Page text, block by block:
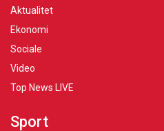
Aktualitet
Ekonomi
Sociale
Video
Top News LIVE
Sport